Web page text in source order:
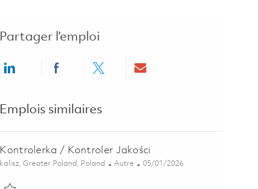
Partager l’emploi
Share via LinkedInShare via Facebook
Share via twitterShare via email
Emplois similaires
Kontrolerka / Kontroler Jakości
Emplacement
kalisz, Greater Poland, Poland Catégorie
Autre Posted Date
05/01/2026